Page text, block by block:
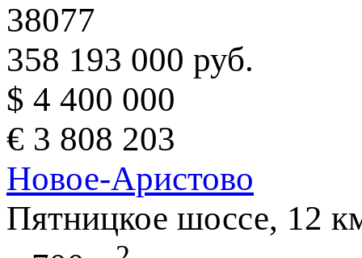
38077
358 193 000 руб.
$ 4 400 000
€ 3 808 203
Новое-Аристово
Пятницкое шоссе, 12